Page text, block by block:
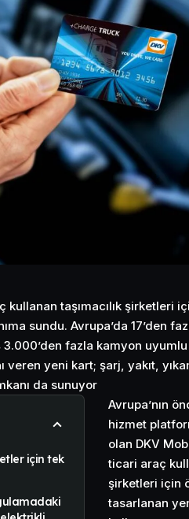
taşımacılık şirketleri
sundu. Avrupa’da 17’den
fazla kamyon uyumlu
yeni kart; şarj, yakıt,
da sunuyor
için tek
Avrupa’nın
hizmet
olan DKV
ticari araç
şirketleri için
tasarlanan